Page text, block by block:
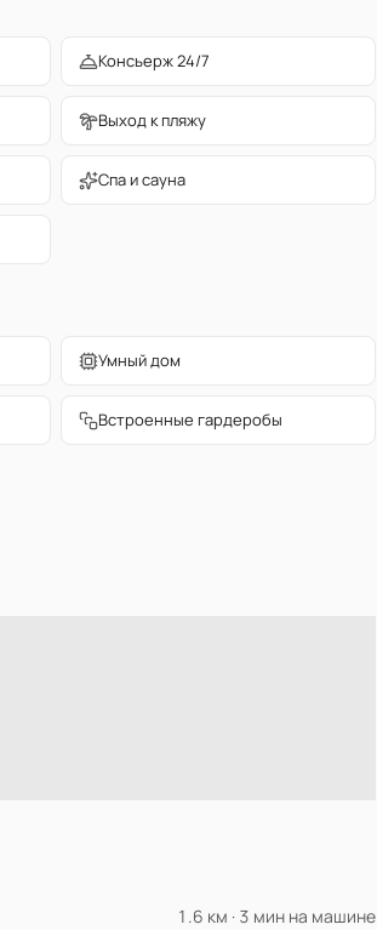
Консьерж 24/7
Выход к пляжу
Спа и сауна
Умный дом
Встроенные гардеробы
1.6 км · 3 мин на машине